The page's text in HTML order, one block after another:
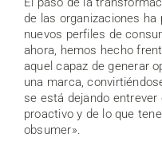
de las organizaciones ha
nuevos perfiles de
ahora, hemos hecho
aquel capaz de generar
una marca,
se está dejando
proactivo y de lo que
obsumer».